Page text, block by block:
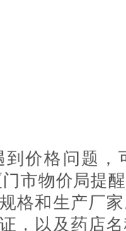
价格问题，
门市物价局提
格和生产厂
，以及药店